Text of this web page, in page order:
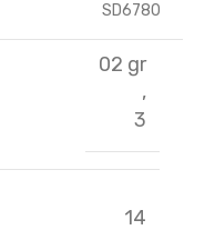
SD6780
02 gr
,
3
14